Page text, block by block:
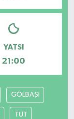
YATSI
21:00
GÖLBAŞI
TUT